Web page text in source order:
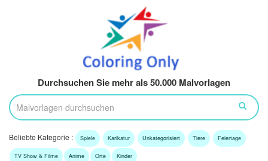
Durchsuchen Sie mehr als 50.000 Malvorlagen
Beliebte Kategorie : Spiele Karikatur Unkategorisiert Tiere Feiertage
TV Show & Filme Anime Orte Kinder